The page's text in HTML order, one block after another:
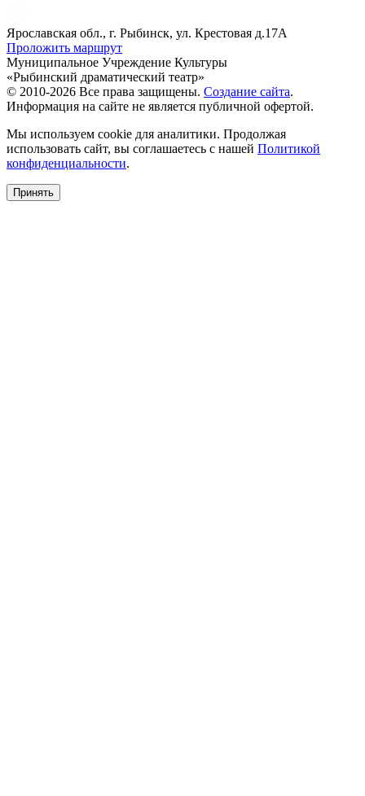
Ярославская обл., г. Рыбинск, ул. Крестовая д.17А
Проложить маршрут
Муниципальное Учреждение Культуры
«Рыбинский драматический театр»
© 2010-2026 Все права защищены. Создание сайта.
Информация на сайте не является публичной офертой.
Мы используем cookie для аналитики. Продолжая
использовать сайт, вы соглашаетесь с нашей Политикой
конфиденциальности.
Принять